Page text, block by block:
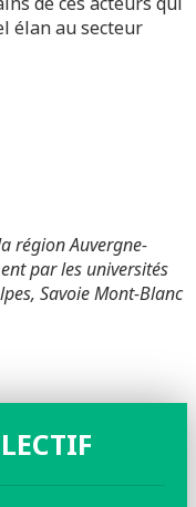
élan au secteur
région Auvergne-
par les universités
Savoie Mont-Blanc